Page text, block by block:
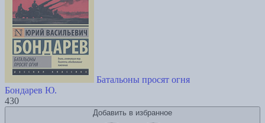
Батальоны просят огня
Бондарев Ю.
430
Добавить в избранное